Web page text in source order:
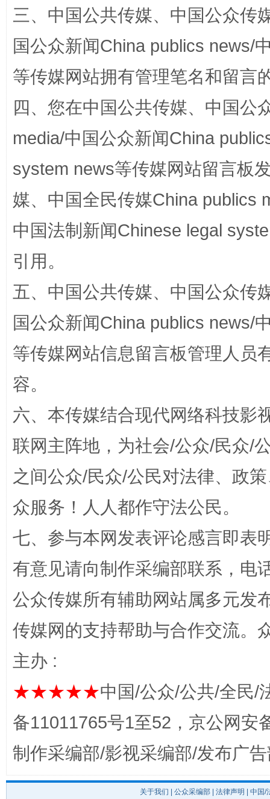
国家大学科技园优化重塑工作
扯下公款旅游的“隐身衣” 如何以
“蜀中异人”王建安的艺术幻境
三、中国公共传媒、中国公众传
国公众新闻China publics news/
等传媒网站拥有管理笔名和留言
四、您在中国公共传媒、中国公
media/中国公众新闻China
system news等传媒网站留言板
媒、中国全民传媒China publics
中国法制新闻Chinese legal
引用。
五、中国公共传媒、中国公众传
国公众新闻China publics news/
等传媒网站信息留言板管理人员
容。
六、本传媒结合现代网络科技影
联网主阵地，为社会/公众/民众/
之间公众/民众/公民对法律、政
众服务！人人都作守法公民。
七、参与本网发表评论感言即表
有意见请向制作采编部联系，电
公众传媒所有辅助网站属多元发
传媒网的支持帮助与合作交流。
主办 :
★★★★★中国/公众/公共/全民/
备11011765号1至52，京公网安
制作采编部/影视采编部/发布广
关于我们 公众采编部 法律声明 | 中国